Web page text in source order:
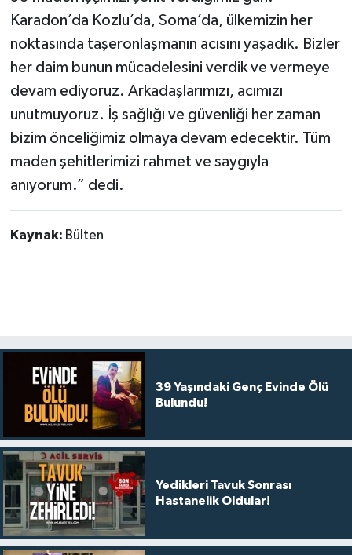
Karadon’da Kozlu’da, Soma’da, ülkemizin her
noktasında taşeronlaşmanın acısını yaşadık. Bizler
her daim bunun mücadelesini verdik ve vermeye
devam ediyoruz. Arkadaşlarımızı, acımızı
unutmuyoruz. İş sağlığı ve güvenliği her zaman
bizim önceliğimiz olmaya devam edecektir. Tüm
maden şehitlerimizi rahmet ve saygıyla
anıyorum.” dedi.
Kaynak: Bülten
39 Yaşındaki Genç Evinde Ölü
Bulundu!
Yedikleri Tavuk Sonrası
Hastanelik Oldular!